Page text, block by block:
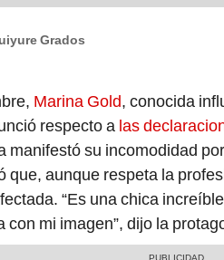
Grados
Marina Gold, conocida
respecto a las
manifestó su incomodidad
que, aunque respeta la
“Es una chica
con mi imagen”, dijo la